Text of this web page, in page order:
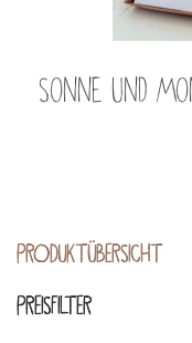
Sonne und
PRODUKTÜBERSICHT
PREISFILTER